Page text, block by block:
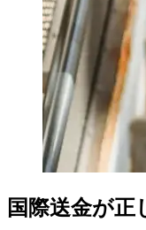
国際送金が正